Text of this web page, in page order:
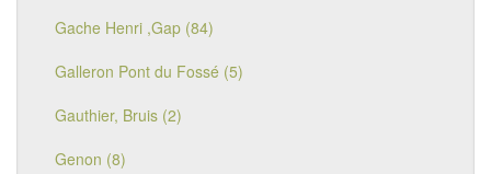
Gache Henri ,Gap (84)
Galleron Pont du Fossé (5)
Gauthier, Bruis (2)
Genon (8)